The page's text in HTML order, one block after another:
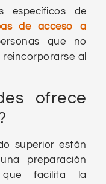
específicos de
de acceso a
que no
al
ofrece
superior están
preparación
que facilita la